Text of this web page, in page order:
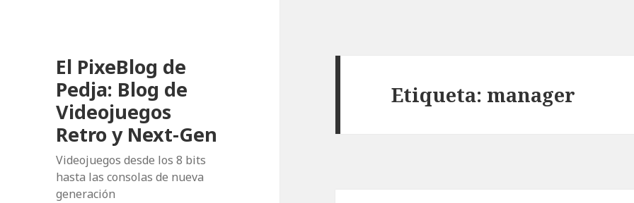
El PixeBlog de
Pedja: Blog de
Videojuegos
Retro y Next-Gen
Videojuegos desde los 8 bits
hasta las consolas de nueva
generación
Etiqueta: manager